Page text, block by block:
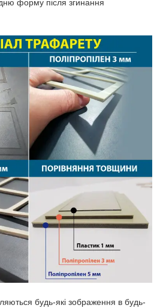
форму після згинання
будь-які зображення в будь-